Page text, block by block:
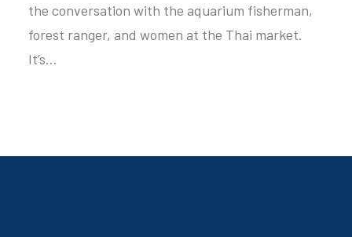
the conversation with the aquarium fisherman,
forest ranger, and women at the Thai market.
It’s…